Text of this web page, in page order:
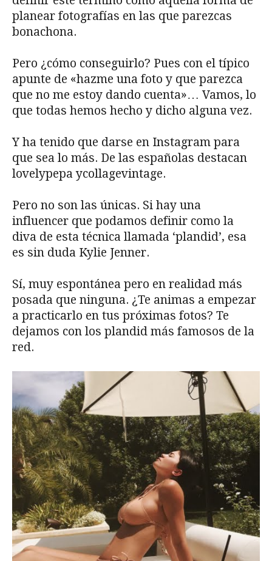
planear fotografías en las que parezcas
bonachona.
Pero ¿cómo conseguirlo? Pues con el típico
apunte de «hazme una foto y que parezca
que no me estoy dando cuenta»… Vamos, lo
que todas hemos hecho y dicho alguna vez.
Y ha tenido que darse en Instagram para
que sea lo más. De las españolas destacan
lovelypepa ycollagevintage.
Pero no son las únicas. Si hay una
influencer que podamos definir como la
diva de esta técnica llamada ‘plandid’, esa
es sin duda Kylie Jenner.
Sí, muy espontánea pero en realidad más
posada que ninguna. ¿Te animas a empezar
a practicarlo en tus próximas fotos? Te
dejamos con los plandid más famosos de la
red.